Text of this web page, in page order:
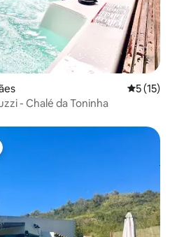
5 de uma
5 (15)
- Chalé da Toninha